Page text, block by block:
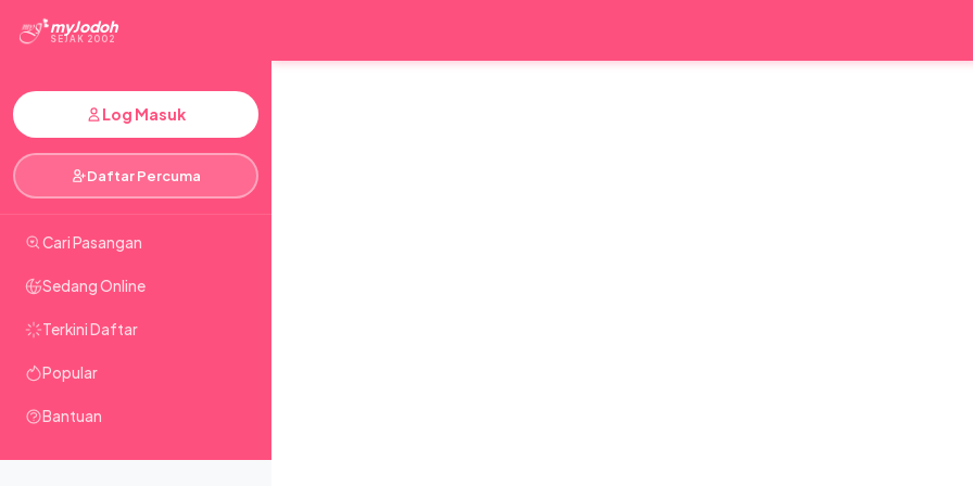
myJodoh
SEJAK 2002
Log Masuk
Daftar Percuma
Cari Pasangan
Sedang Online
Terkini Daftar
Popular
Bantuan